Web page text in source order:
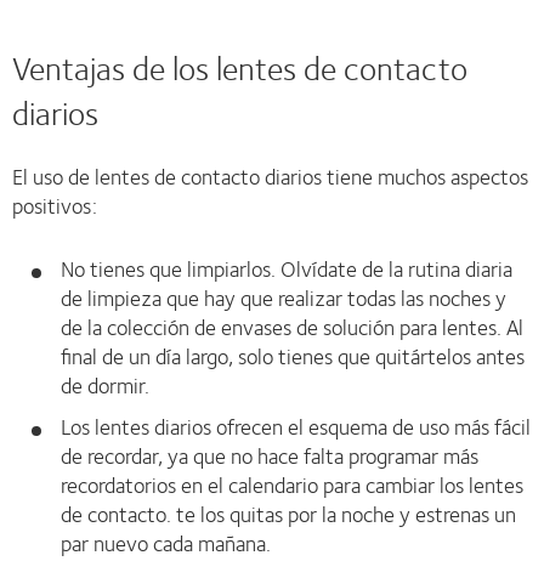
Ventajas de los lentes de contacto
diarios
El uso de lentes de contacto diarios tiene muchos aspectos
positivos:
No tienes que limpiarlos. Olvídate de la rutina diaria
de limpieza que hay que realizar todas las noches y
de la colección de envases de solución para lentes. Al
final de un día largo, solo tienes que quitártelos antes
de dormir.
Los lentes diarios ofrecen el esquema de uso más fácil
de recordar, ya que no hace falta programar más
recordatorios en el calendario para cambiar los lentes
de contacto. te los quitas por la noche y estrenas un
par nuevo cada mañana.